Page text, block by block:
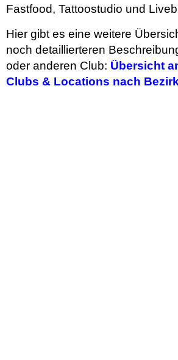
Fastfood, Tattoostudio und
Hier gibt es eine weitere
noch detaillierteren
oder anderen Club: Übersicht
Clubs & Locations nach